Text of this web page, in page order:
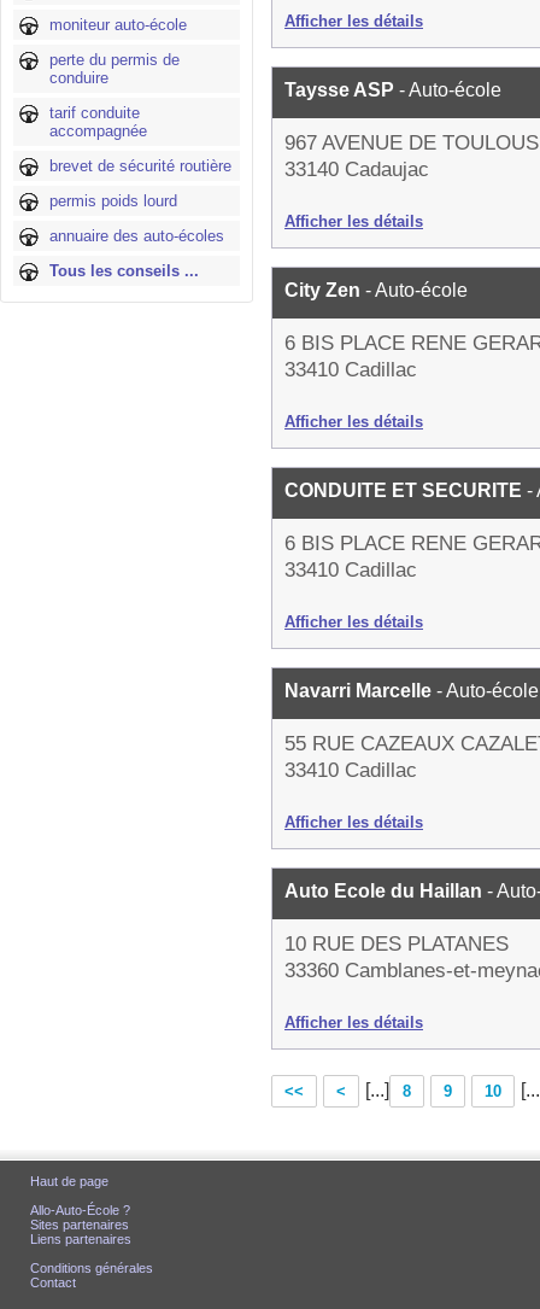
moniteur auto-école
perte du permis de
conduire
tarif conduite
accompagnée
brevet de sécurité routière
permis poids lourd
annuaire des auto-écoles
Tous les conseils ...
Afficher les détails
Taysse ASP - Auto-école
967 AVENUE DE
33140 Cadaujac
Afficher les détails
City Zen - Auto-école
6 BIS PLACE RENE
33410 Cadillac
Afficher les détails
CONDUITE ET SECURITE -
6 BIS PLACE RENE
33410 Cadillac
Afficher les détails
Navarri Marcelle - Auto-école
55 RUE CAZEAUX
33410 Cadillac
Afficher les détails
Auto Ecole du Haillan -
10 RUE DES PLATANES
33360 Camblanes-et-
Afficher les détails
<< < [...] 8 9 10
Haut de page
Allo-Auto-École ?
Sites partenaires
Liens partenaires
Conditions générales
Contact